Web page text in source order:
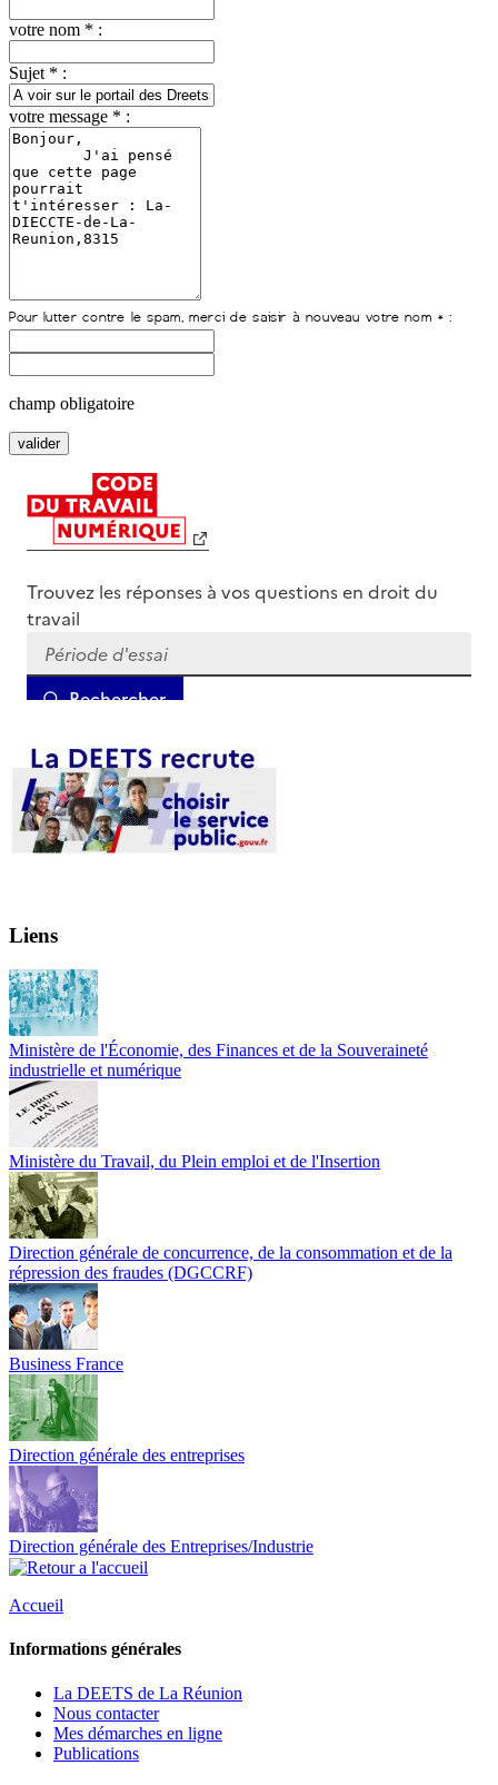
votre nom * :
Sujet * :
votre message * :
champ obligatoire
Liens
Ministère de l'Économie, des Finances et de la Souveraineté
industrielle et numérique
Ministère du Travail, du Plein emploi et de l'Insertion
Direction générale de concurrence, de la consommation et de la
répression des fraudes (DGCCRF)
Business France
Direction générale des entreprises
Direction générale des Entreprises/Industrie
Accueil
Informations générales
La DEETS de La Réunion
Nous contacter
Mes démarches en ligne
Publications